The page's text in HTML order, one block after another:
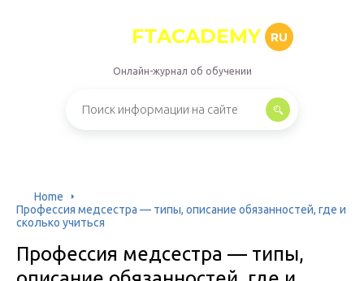
FTACADEMY RU
Онлайн-журнал об обучении
Home
Профессия медсестра — типы, описание обязанностей, где и
сколько учиться
Профессия медсестра — типы,